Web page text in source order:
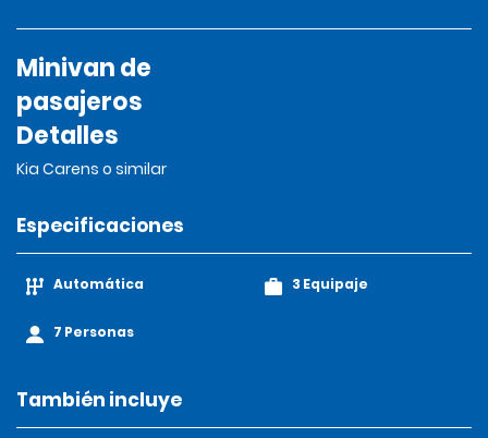
Minivan de
pasajeros
Detalles
Kia Carens o similar
Especificaciones
Automática
7 Personas
3 Equipaje
También incluye